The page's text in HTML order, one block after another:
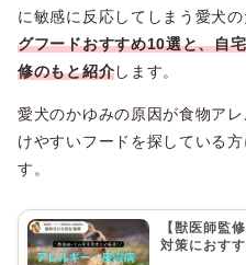
に敏感に反応してしまう愛犬の
グフードおすすめ10選と、自
修のもと紹介します。
愛犬のかゆみの原因が食物ア
けやすいフードを探している
す。
【獣医師監
対策におす